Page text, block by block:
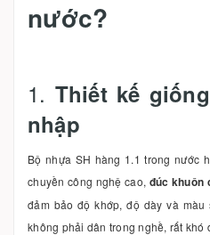
nước?
1. Thiết kế
nhập
Bộ nhựa SH hàng 1.1 trong nước
chuyền công nghệ cao, đúc khuôn
đảm bảo độ khớp, độ dày và
không phải dân trong nghề, rất khó